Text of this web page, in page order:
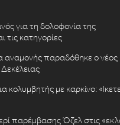
για τη δολοφονία της
τις κατηγορίες
αναμονής παραδόθηκε ο νέος
κολυμβητής με καρκίνο:
παρέμβασης Όζελ στις